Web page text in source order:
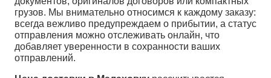
грузов. Мы внимательно относимся к каждому заказу:
всегда вежливо предупреждаем о прибытии, а статус
отправления можно отслеживать онлайн, что
добавляет уверенности в сохранности ваших
отправлений.